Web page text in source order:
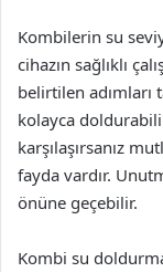
Kombilerin su
cihazın sağlıklı
belirtilen
kolayca
karşılaşırsanız
fayda vardır.
önüne geçebilir.
Kombi su